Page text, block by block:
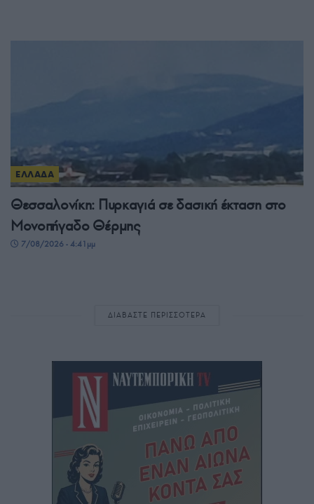
ΕΛΛΑΔΑ
Θεσσαλονίκη: Πυρκαγιά σε δασική έκταση στο
Μονοπήγαδο Θέρμης
7/08/2026 - 4:41μμ
ΔΙΑΒΑΣΤΕ ΠΕΡΙΣΣΟΤΕΡΑ